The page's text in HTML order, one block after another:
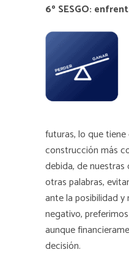
6º SESGO:
futuras, lo que
construcción más
debida, de nuestras
otras palabras,
ante la posibilidad
negativo,
aunque
decisión.